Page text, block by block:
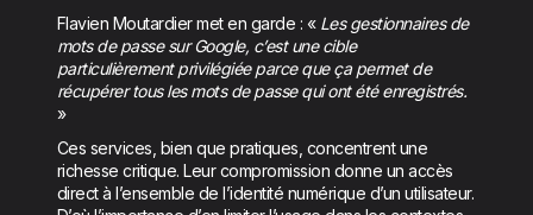
Flavien Moutardier met en garde : « Les gestionnaires de
mots de passe sur Google, c’est une cible
particulièrement privilégiée parce que ça permet de
récupérer tous les mots de passe qui ont été enregistrés.
»
Ces services, bien que pratiques, concentrent une
richesse critique. Leur compromission donne un accès
direct à l’ensemble de l’identité numérique d’un utilisateur.